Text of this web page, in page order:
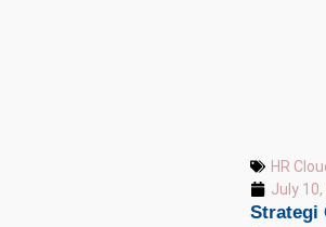
HR
July 10,
Strategi